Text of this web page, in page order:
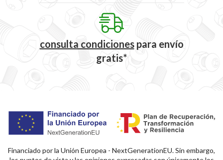
consulta condicionespara envío
gratis*
Financiado por la Unión Europea - NextGenerationEU. Sin embargo,